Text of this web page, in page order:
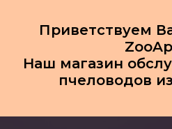
Приветствуем
Наш магазин
пчеловодов